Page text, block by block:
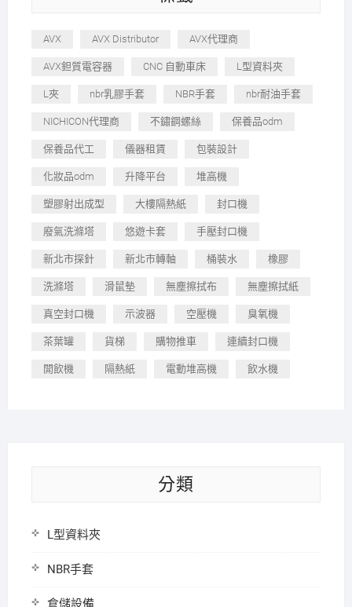
AVX AVX Distributor AVX代理商
AVX鉭質電容器 CNC 自動車床 L型資料夾
L夾 nbr乳膠手套 NBR手套 nbr耐油手套
NICHICON代理商 不鏽鋼螺絲 保養品odm
保養品代工 儀器租賃 包裝設計
化妝品odm 升降平台 堆高機
塑膠射出成型 大樓隔熱紙 封口機
廢氣洗滌塔 悠遊卡套 手壓封口機
新北市探針 新北市轉軸 桶裝水 橡膠
洗滌塔 滑鼠墊 無塵擦拭布 無塵擦拭紙
真空封口機 示波器 空壓機 臭氧機
茶葉罐 貨梯 購物推車 連續封口機
開飲機 隔熱紙 電動堆高機 飲水機
分類
L型資料夾
NBR手套
倉儲設備